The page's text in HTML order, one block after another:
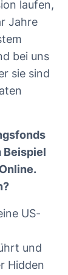
laufen,
Jahre
bei uns
sie sind
Beispiel
US-
und
Hidden